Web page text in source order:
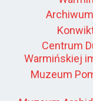
Centrum
Warmińskiej
Muzeum